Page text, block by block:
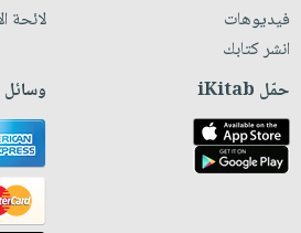
فيديوهات
انشر كتابك
لائحة
حمّل iKitab وسائل